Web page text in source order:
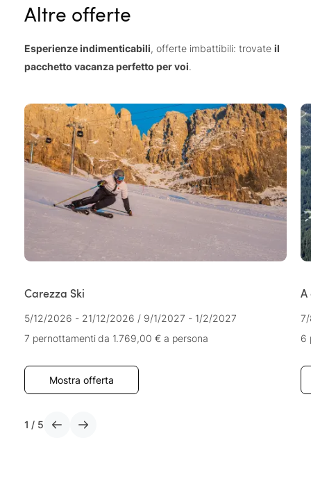
Altre offerte
Esperienze indimenticabili, offerte imbattibili: trovate il
pacchetto vacanza perfetto per voi.
Carezza Ski
5/12/2026 - 21/12/2026 / 9/1/2027 - 1/2/2027
7 pernottamentida 1.769,00 € a persona
Mostra offerta
A
6
1 / 5